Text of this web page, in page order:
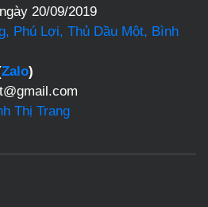
20/09/2019
Phú Lợi, Thủ Dầu Một, Bình
Zalo)
Thị Trang